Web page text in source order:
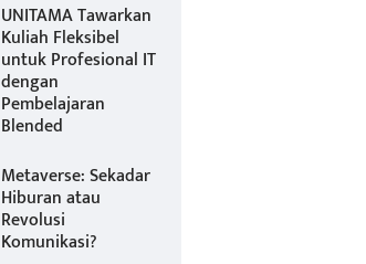
UNITAMA Tawarkan
Kuliah Fleksibel
untuk Profesional IT
dengan
Pembelajaran
Blended
Metaverse: Sekadar
Hiburan atau
Revolusi
Komunikasi?